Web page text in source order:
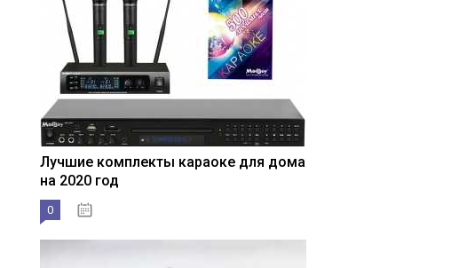
Лучшие комплекты караоке для дома
на 2020 год
0